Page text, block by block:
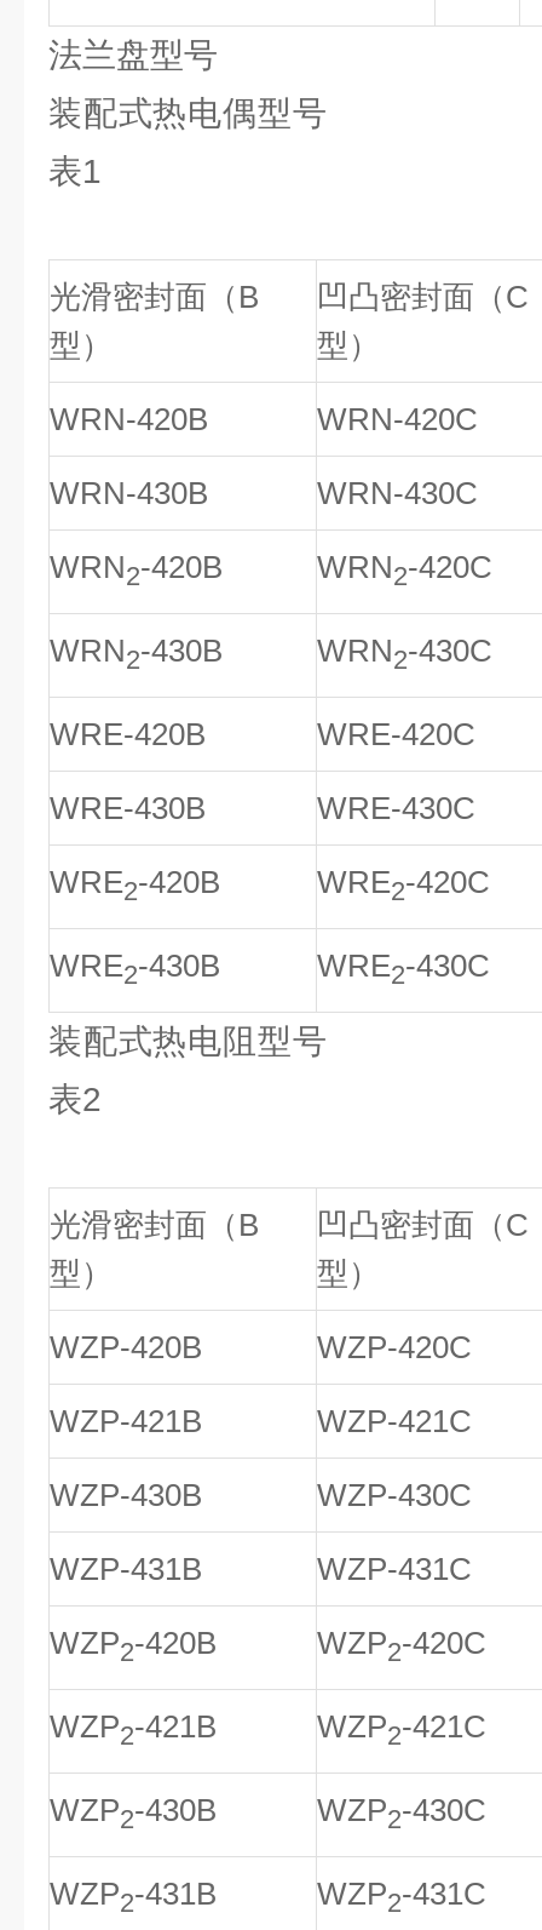
法兰盘型号
装配式热
表1
光滑密封面（B
型）
凹凸密封面（C
型）
WRN-420B WRN-420C
WRN-430B WRN-430C
WRN2-420B WRN2-420C
WRN2-430B WRN2-430C
WRE-420B WRE-420C
WRE-430B WRE-430C
WRE2-420B WRE2-420C
WRE2-430B WRE2-430C
装配式热
表2
光滑密封面（B
型）
凹凸密封面（C
型）
WZP-420B WZP-420C
WZP-421B WZP-421C
WZP-430B WZP-430C
WZP-431B WZP-431C
WZP2-420B WZP2-420C
WZP2-421B WZP2-421C
WZP2-430B WZP2-430C
WZP2-431B WZP2-431C